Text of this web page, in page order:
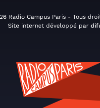
Radio Campus Paris - Tous
Site internet développé par